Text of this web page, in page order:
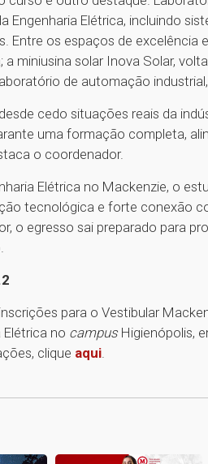
Engenharia Elétrica, incluindo
Entre os espaços de excelência
a miniusina solar Inova Solar,
de automação
cedo situações reais da
uma formação completa,
o coordenador.
Elétrica no Mackenzie, o
tecnológica e forte conexão
o egresso sai preparado para
para o Vestibular
Elétrica no campus Higienópolis,
clique aqui.